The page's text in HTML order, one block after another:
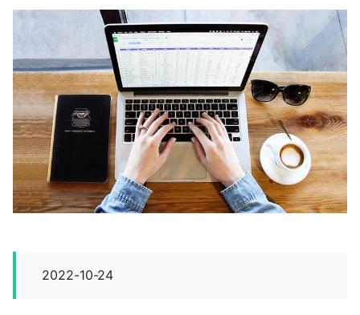
2022-10-24